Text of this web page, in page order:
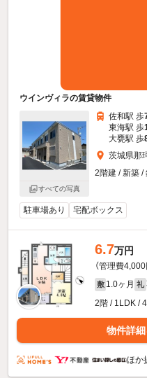
ウインヴィラの賃貸物件
すべての写真
佐和駅 歩
東海駅 歩
大甕駅 歩
茨城県那
2階建 / 新築 /
駐車場あり 宅配ボックス
6.7万円
（管理費4,000
敷 1.0ヶ月 礼
2階 / 1LDK /
物件詳
ほか